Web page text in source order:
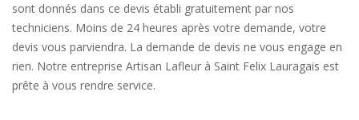
sont donnés dans ce devis établi gratuitement par nos
techniciens. Moins de 24 heures après votre demande, votre
devis vous parviendra. La demande de devis ne vous engage en
rien. Notre entreprise Artisan Lafleur à Saint Felix Lauragais est
prête à vous rendre service.